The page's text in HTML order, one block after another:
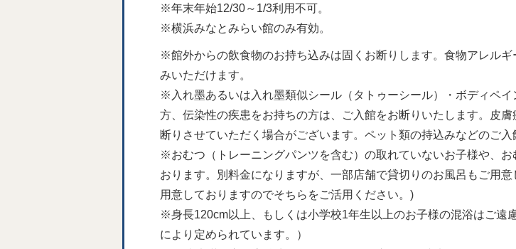
※年末年始12/30～1/3利用不可。
※横浜みなとみらい館のみ有効。
※館外からの飲食物のお持ち込みは固くお断りします。食物アレル
みいただけます。
※入れ墨あるいは入れ墨類似シール（タトゥーシール）・ボディペ
方、伝染性の疾患をお持ちの方は、ご入館をお断りいたします。皮
断りさせていただく場合がございます。ペット類の持込みなどのご入
※おむつ（トレーニングパンツを含む）の取れていないお子様や、
おります。別料金になりますが、一部店舗で貸切りのお風呂もご用
用意しておりますのでそちらをご活用ください。)
※身長120cm以上、もしくは小学校1年生以上のお子様の混浴はご遠
により定められています。）